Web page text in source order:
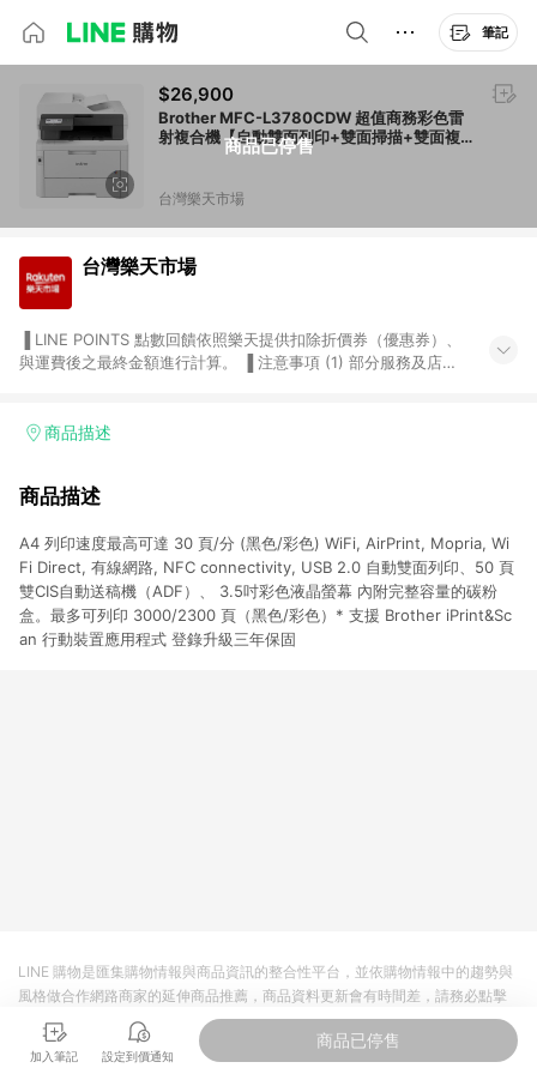
筆記
商品已停售
$26,900
Brother MFC-L3780CDW 超值商務彩色雷
射複合機【自動雙面列印+雙面掃描+雙面複
印+雙面傳真】
台灣樂天市場
台灣樂天市場
與運費後之最終金額進行計算。 ▐ 注意事項 (1) 部分服務及店家
Smart mobile、神腦生活、JS巨盛、樂天KOBO電子書，請詳閱
台灣樂天市場，並在同一瀏覽器於24小時內結帳，才享有 LINE
市場 45 天內完成訂單出貨及結帳，則不符合贈點資格。 (4) 如
使用APP、或中途瀏覽比價網、回饋網、Google等其他網頁、或
由網頁版(電腦版/手機版網頁)切換為App都將會造成追蹤中斷而
無法進行 LINE POINTS 回饋。 (5) LINE 購物為購物資訊整合性
平台，商品資料更新會有時間差，如顯示之商品規格、顏色、價
商品描述
商品描述
A4 列印速度最高可達 30 頁/分 (黑色/彩色) WiFi, AirPrint, Mopria, Wi
Fi Direct, 有線網路, NFC connectivity, USB 2.0 自動雙面列印、50 頁
雙CIS自動送稿機（ADF）、 3.5吋彩色液晶螢幕 內附完整容量的碳粉
盒。最多可列印 3000/2300 頁（黑色/彩色）* 支援 Brother iPrint&Sc
an 行動裝置應用程式 登錄升級三年保固
加入筆記 設定到價通知
商品已停售
LINE 購物是匯集購物情報與商品資訊的整合性平台，並依購物情報中的趨勢與
風格做合作網路商家的延伸商品推薦，商品資料更新會有時間差，請務必點擊
商品至各合作網路商家，確認現售價與購物條件，一切資訊以合作廠商網頁為
準。